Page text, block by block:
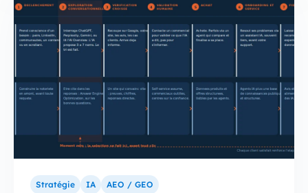
Stratégie IA AEO / GEO